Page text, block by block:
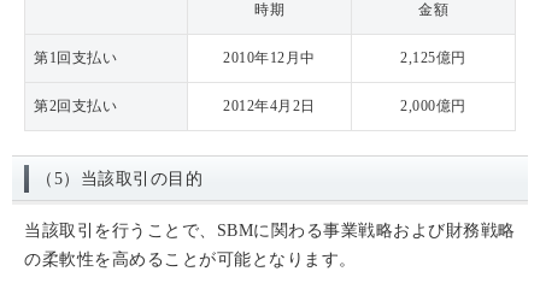
時期 金額
第1回支払い 2010年12月中 2,125億円
第2回支払い 2012年4月2日 2,000億円
（5）当該取引の目的
当該取引を行うことで、SBMに関わる事業戦略および財務戦略
の柔軟性を高めることが可能となります。